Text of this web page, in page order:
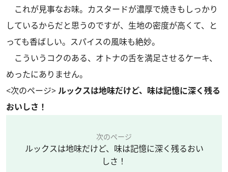
これが見事なお味。カスタードが濃厚で焼きもしっかり
しているからだと思うのですが、生地の密度が高くて、と
っても香ばしい。スパイスの風味も絶妙。
こういうコクのある、オトナの舌を満足させるケーキ、
めったにありません。
<次のページ>ルックスは地味だけど、味は記憶に深く残る
おいしさ！
次のページ
ルックスは地味だけど、味は記憶に深く残るおい
しさ！